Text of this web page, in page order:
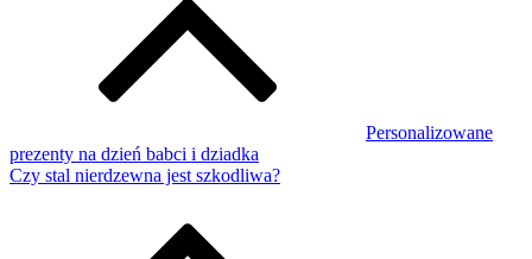
Personalizowane
prezenty na dzień babci i dziadka
Czy stal nierdzewna jest szkodliwa?